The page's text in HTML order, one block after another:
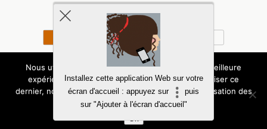
Retour au début
Copyright - Tous droits - Expressions d'Enfants
Politique de confidentialité
Nous utilisons des cookies pour vous garantir la meilleure
expérience sur notre site. Si vous continuez à utiliser ce
dernier, nous considérerons que vous acceptez l'utilisation des
cookies.
Ok
Installez cette application Web sur votre
écran d'accueil : appuyez sur
puis
sur "Ajouter à l'écran d'accueil"